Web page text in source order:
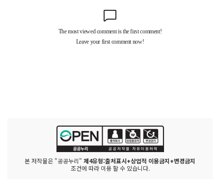
본 저작물은 "공공누리" 제4유형:출처표시+상업적 이용금지+변경금지
조건에 따라 이용 할 수 있습니다.